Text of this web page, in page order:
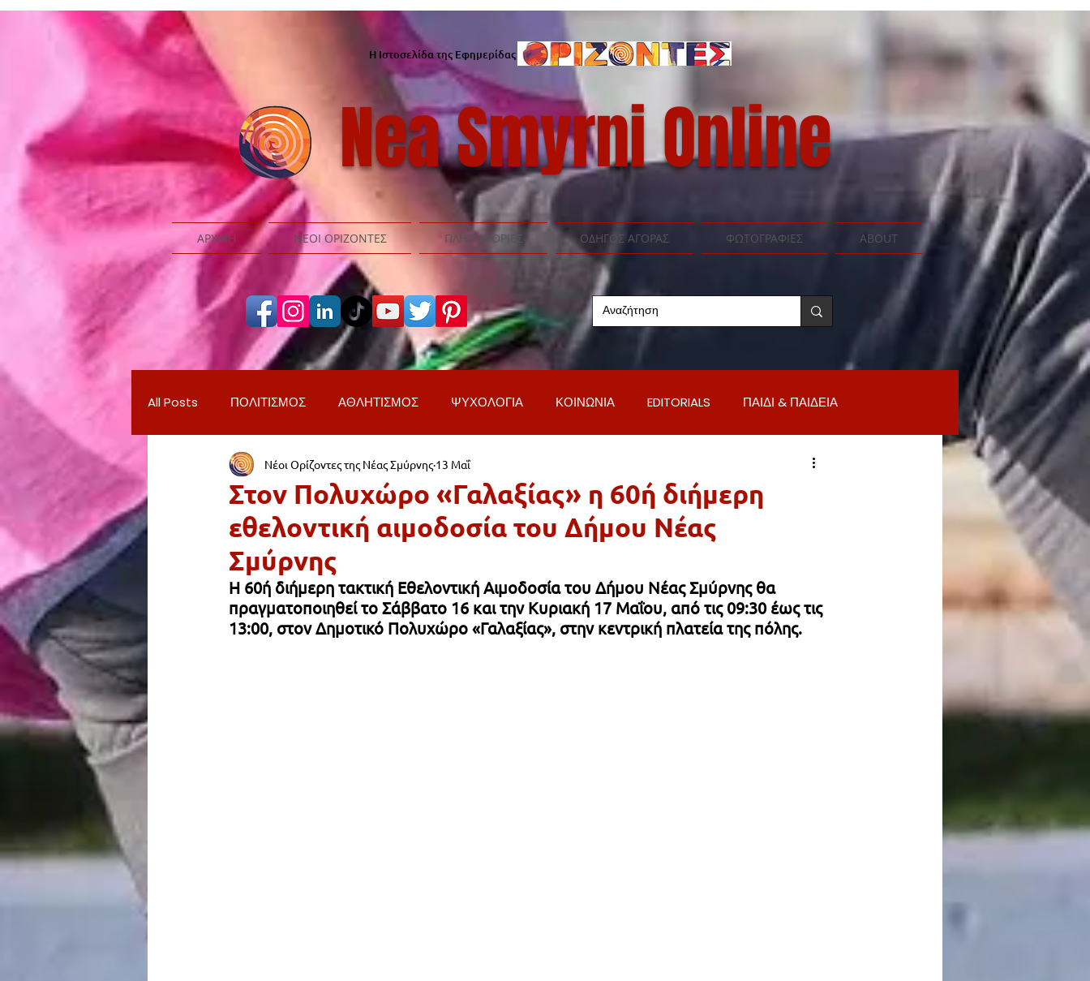
Η Ιστοσελίδα της Εφημερίδας
Nea Smyrni Online
ΑΡΧΙΚΗ ΝΕΟΙ ΟΡΙΖΟΝΤΕΣ ΠΛΗΡΟΦΟΡΙΕΣ ΟΔΗΓΟΣ ΑΓΟΡΑΣ ΦΩΤΟΓΡΑΦΙΕΣ ABOUT
All Posts ΠΟΛΙΤΙΣΜΟΣ ΑΘΛΗΤΙΣΜΟΣ ΨΥΧΟΛΟΓΙΑ ΚΟΙΝΩΝΙΑ EDITORIALS ΠΑΙΔΙ & ΠΑΙΔΕΙΑ
ΔΗΜΟΣ ΝΕΑΣ ΣΜΥΡΝΗΣ ΠΡΟΣΩΠΑ & ΑΠΟΨΕΙΣ ΟΙΚΟΝΟΜΙΑ & ΑΓΟΡΑ
ΨΥΧΑΓΩΓΙΑ ΕΡΓΑΣΙΑ ΕΚΚΛΗΣΙΑ ΕΠΙΣΤΗΜΗ & ΤΕΧΝΟΛΟΓΙΑ ΦΥΣΗ & ΠΕΡΙΒΑΛΛΟΝ
ΠΑΡΑΠΟΝΑ ΔΗΜΟΤΩΝ ΣΥΓΚΟΙΝΩΝΙΑ & ΔΡΟΜΟΙ ΕΡΓΑ & ΥΠΟΔΟΜΕΣ ΦΙΛΟΖΩΙΑ ΚΑΘΑΡΙΟΤΗΤΑ
Στον Πολυχώρο «Γαλαξίας» η 60ή διήμερη
εθελοντική αιμοδοσία του Δήμου Νέας
Σμύρνης
Νέοι Ορίζοντες της Νέας Σμύρνης 13 Μαΐ
Η 60ή διήμερη τακτική Εθελοντική Αιμοδοσία του Δήμου Νέας Σμύρνης θα
πραγματοποιηθεί το Σάββατο 16 και την Κυριακή 17 Μαΐου, από τις 09:30 έως τις
13:00, στον Δημοτικό Πολυχώρο «Γαλαξίας», στην κεντρική πλατεία της πόλης.